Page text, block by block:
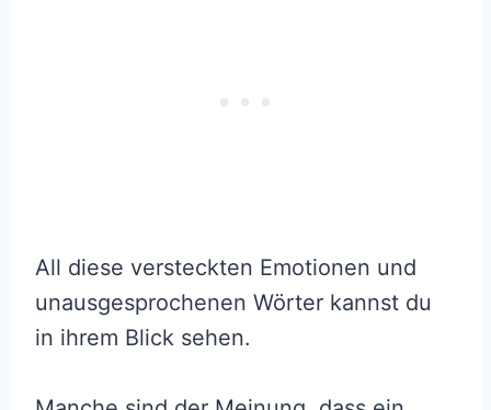
All diese versteckten Emotionen und
unausgesprochenen Wörter kannst du
in ihrem Blick sehen.